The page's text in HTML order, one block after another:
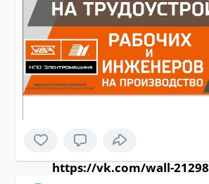
https://vk.com/wall-